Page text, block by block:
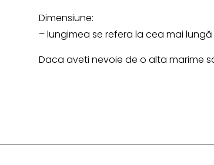
Dimensiune:
– lungimea se refera la cea mai
Daca aveti nevoie de o alta marime